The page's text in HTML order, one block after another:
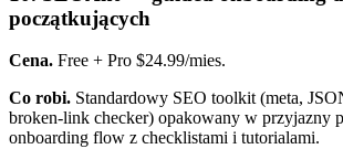
początkujących
Cena. Free + Pro $24.99/mies.
Co robi. Standardowy SEO toolkit (meta,
broken-link checker) opakowany w przyjazny
onboarding flow z checklistami i tutorialami.